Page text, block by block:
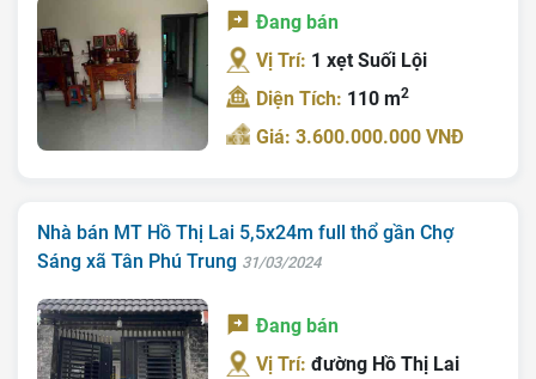
Trang chủ
Đang bán
Vị Trí: 1 xẹt Suối Lội
Diện Tích: 110 m2
Giá: 3.600.000.000 VNĐ
Nhà bán MT Hồ Thị Lai 5,5x24m full thổ gần Chợ
Sáng xã Tân Phú Trung 31/03/2024
Đang bán
Vị Trí:đường Hồ Thị Lai